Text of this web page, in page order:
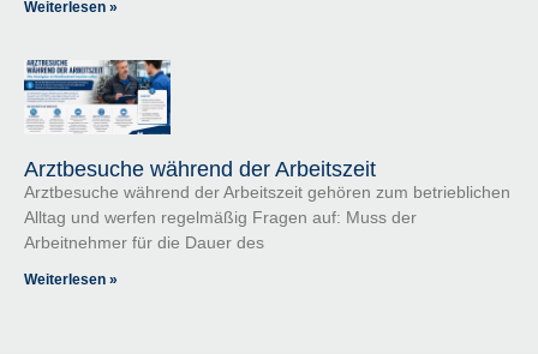
Weiterlesen »
Arztbesuche während der Arbeitszeit
Arztbesuche während der Arbeitszeit gehören zum betrieblichen
Alltag und werfen regelmäßig Fragen auf: Muss der
Arbeitnehmer für die Dauer des
Weiterlesen »